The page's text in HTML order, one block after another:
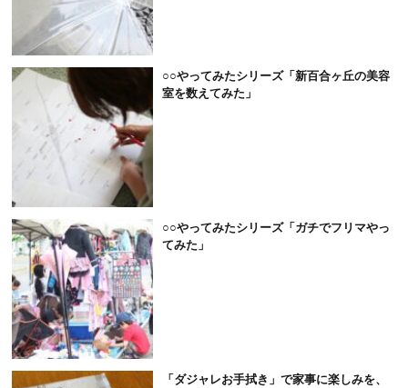
○○やってみたシリーズ「新百合ヶ丘の美容
室を数えてみた」
○○やってみたシリーズ「ガチでフリマやっ
てみた」
「ダジャレお手拭き」で家事に楽しみを、